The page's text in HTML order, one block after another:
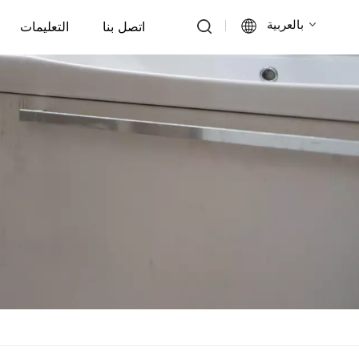
التعليمات اتصل بنا بالعربية
Français